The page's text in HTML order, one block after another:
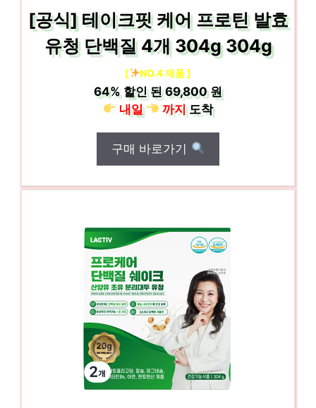
[공식] 테이크핏 케어 프로틴 발효
유청 단백질 4개 304g 304g
[ NO.4 제품 ]
64% 할인 된69,800 원
내일
까지도착
구매 바로가기